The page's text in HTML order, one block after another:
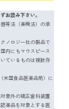
お読み下さい。
等法（薬機法）の承
ノロジー社の製品で
内にもマウスピース
ているものは複数存
米国食品医薬品局）に
象外の矯正歯科装置
薬品を対象とする医